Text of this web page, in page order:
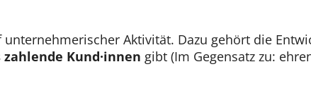
unternehmerischer Aktivität. Dazu gehört die
Kund·innen gibt (Im Gegensatz zu: